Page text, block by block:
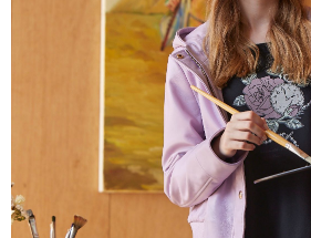
每筆NT$80，滿NT$2,000(含以上)免運費
每筆NT$100，滿NT$2,000(含以上)免運費